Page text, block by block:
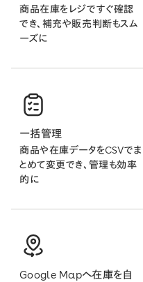
商品在庫をレジですぐ確認
でき、補充や販売判断もスム
ーズに
一括管理
商品や在庫データをCSVでま
とめて変更でき、管理も効率
的に
Google Mapへ在庫を自